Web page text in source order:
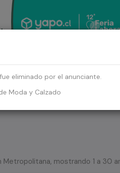
mostrando 1 a 30
eliminado por el anunciante.
Moda y Calzado